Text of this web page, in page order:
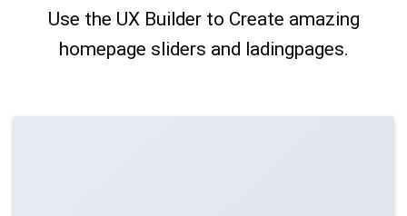
Use the UX Builder to Create amazing
homepage sliders and ladingpages.